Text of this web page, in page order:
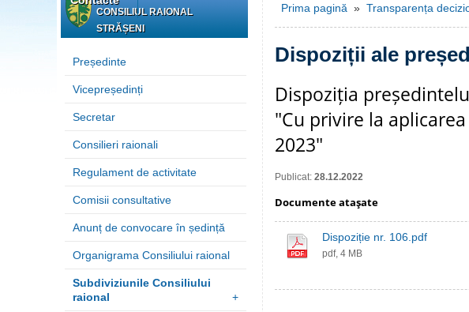
CONSILIUL RAIONAL
STRĂȘENI
Președinte
Vicepreședinți
Secretar
Consilieri raionali
Regulament de activitate
Comisii consultative
Anunț de convocare în ședință
Organigrama Consiliului raional
Subdiviziunile Consiliului
raional
+
Prima pagină » Transparența
Dispoziții ale
Dispoziția
"Cu privire la
2023"
Publicat: 28.12.2022
Documente ataşate
Dispoziție nr. 106.pdf
pdf, 4 MB